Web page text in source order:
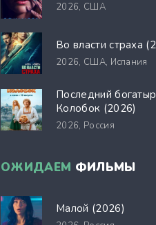
2026, США
Во власти страха
2026, США, Испания
Последний
Колобок (2026)
2026, Россия
ОЖИДАЕМ ФИЛЬМЫ
Малой (2026)